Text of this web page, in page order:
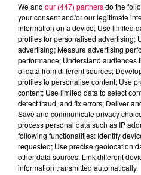
Flash infos
Crédit :Flash infos
podcasts/2023/08/19H-1.mp3
We and our (447) partnersdo the
your consent and/or our legitimate
information on a device; Use limited
profiles for personalised advertising;
advertising; Measure advertising
performance; Understand audiences
of data from different sources;
profiles to personalise content; Use
content; Use limited data to select
detect fraud, and fix errors; Deliver
Save and communicate privacy
process personal data such as IP
following functionalities: Identify
requested; Use precise geolocation
other data sources; Link different
information transmitted automatically.